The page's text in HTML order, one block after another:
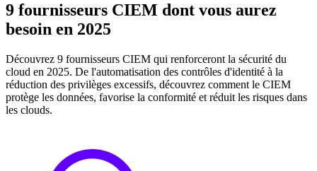
9 fournisseurs CIEM dont vous aurez
besoin en 2025
Découvrez 9 fournisseurs CIEM qui renforceront la sécurité du
cloud en 2025. De l'automatisation des contrôles d'identité à la
réduction des privilèges excessifs, découvrez comment le CIEM
protège les données, favorise la conformité et réduit les risques dans
les clouds.